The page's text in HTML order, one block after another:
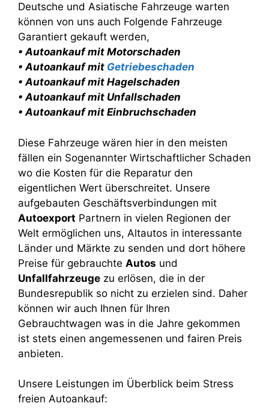
Deutsche und Asiatische Fahrzeuge warten
können von uns auch Folgende Fahrzeuge
Garantiert gekauft werden,
• Autoankauf mit Motorschaden
• Autoankauf mit Getriebeschaden
• Autoankauf mit Hagelschaden
• Autoankauf mit Unfallschaden
• Autoankauf mit Einbruchschaden
Diese Fahrzeuge wären hier in den meisten
fällen ein Sogenannter Wirtschaftlicher Schaden
wo die Kosten für die Reparatur den
eigentlichen Wert überschreitet. Unsere
aufgebauten Geschäftsverbindungen mit
Autoexport Partnern in vielen Regionen der
Welt ermöglichen uns, Altautos in interessante
Länder und Märkte zu senden und dort höhere
Preise für gebrauchte Autos und
Unfallfahrzeuge zu erlösen, die in der
Bundesrepublik so nicht zu erzielen sind. Daher
können wir auch Ihnen für Ihren
Gebrauchtwagen was in die Jahre gekommen
ist stets einen angemessenen und fairen Preis
anbieten.
Unsere Leistungen im Überblick beim Stress
freien Autoankauf: